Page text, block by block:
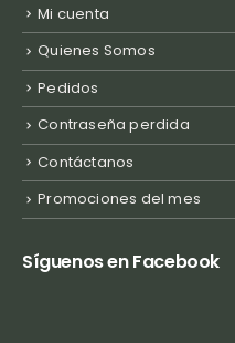
Mi cuenta
Quienes Somos
Pedidos
Contraseña perdida
Contáctanos
Promociones del mes
Síguenos en Facebook